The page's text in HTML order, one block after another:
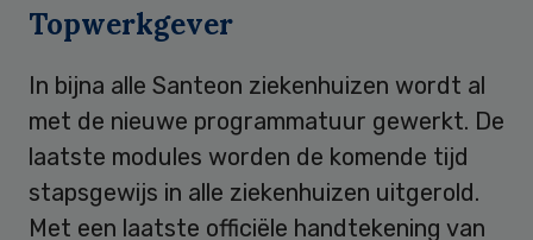
Topwerkgever
In bijna alle Santeon ziekenhuizen wordt al
met de nieuwe programmatuur gewerkt. De
laatste modules worden de komende tijd
stapsgewijs in alle ziekenhuizen uitgerold.
Met een laatste officiële handtekening van